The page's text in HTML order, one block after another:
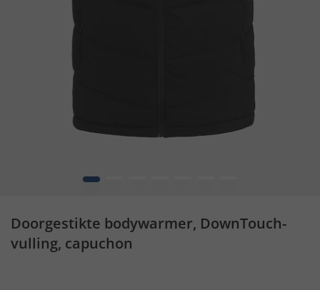
1
Doorgestikte bodywarmer, DownTouch-
vulling, capuchon